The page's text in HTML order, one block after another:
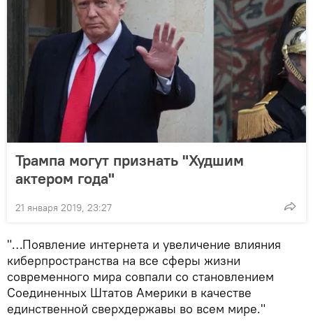
Трампа могут признать "Худшим
актером года"
21 января 2019, 23:27
"…Появление интернета и увеличение влияния
киберпространства на все сферы жизни
современного мира совпали со становлением
Соединенных Штатов Америки в качестве
единственной сверхдержавы во всем мире."